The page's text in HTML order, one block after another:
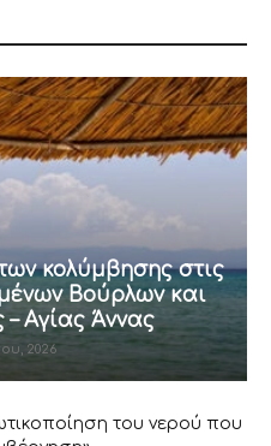
κολύμβησης στις
Βούρλων και
– Αγίας Άννας
2026
του νερού που